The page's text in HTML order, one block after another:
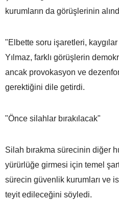
kurumların da görüşlerinin
"Elbette soru işaretleri,
Yılmaz, farklı görüşlerin
ancak provokasyon ve
gerektiğini dile getirdi.
"Önce silahlar bırakılacak"
Silah bırakma sürecinin diğer
yürürlüğe girmesi için temel
sürecin güvenlik kurumları ve
teyit edileceğini söyledi.